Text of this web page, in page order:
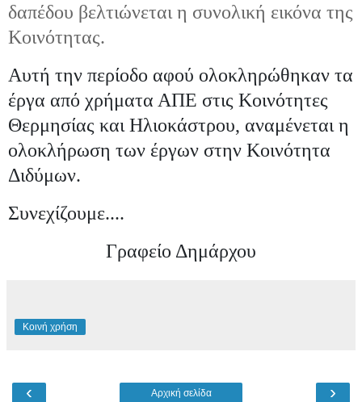
δαπέδου βελτιώνεται η συνολική εικόνα της
Κοινότητας.
Αυτή την περίοδο αφού ολοκληρώθηκαν τα
έργα από χρήματα ΑΠΕ στις Κοινότητες
Θερμησίας και Ηλιοκάστρου, αναμένεται η
ολοκλήρωση των έργων στην Κοινότητα
Διδύμων.
Συνεχίζουμε....
Γραφείο Δημάρχου
Κοινή χρήση
‹ ›
Αρχική σελίδα